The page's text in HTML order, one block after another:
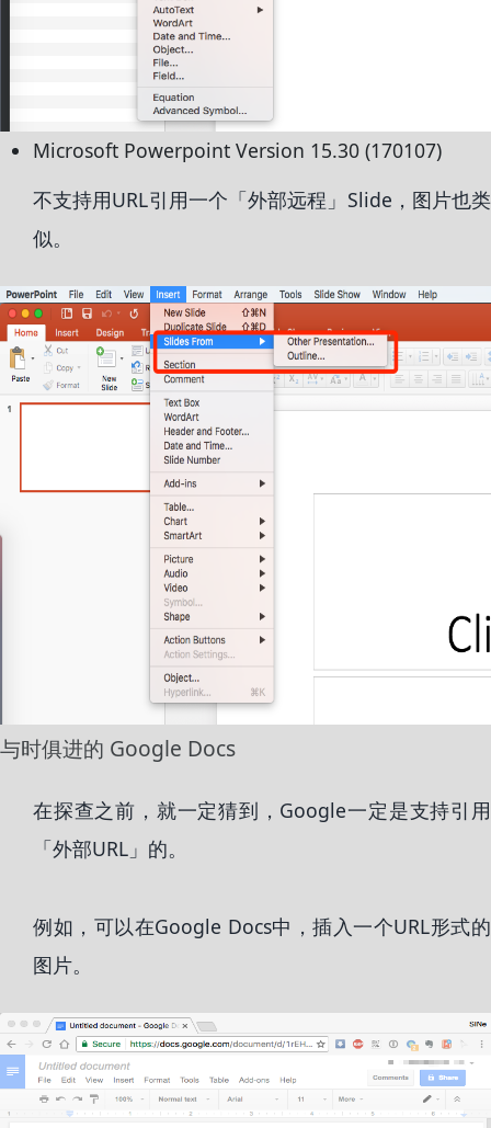
Microsoft Powerpoint Version 15.30 (170107)
不支持用URL引用一个「外部远程」Slide，图片也类
似。
与时俱进的 Google Docs
在探查之前，就一定猜到，Google一定是支持引用
「外部URL」的。
例如，可以在Google Docs中，插入一个URL形式的
图片。